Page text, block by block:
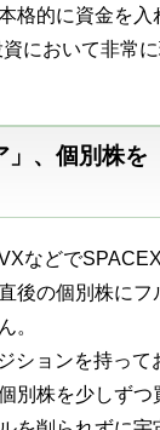
格的に資金を入
において非常
」、個別株を
などで
後の個別株にフ
。
ションを持っ
別株を少しずつ